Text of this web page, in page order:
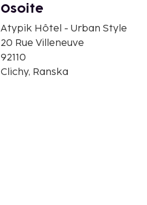
Osoite
Atypik Hôtel - Urban Style
20 Rue Villeneuve
92110
Clichy, Ranska